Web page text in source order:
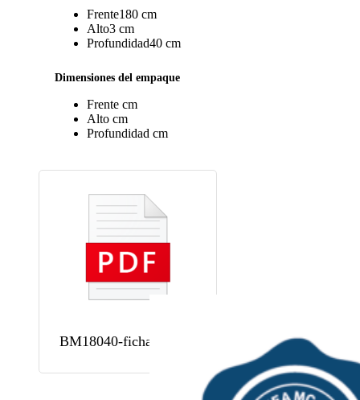
Frente180 cm
Alto3 cm
Profundidad40 cm
Dimensiones del empaque
Frente cm
Alto cm
Profundidad cm
BM18040-ficha técnica